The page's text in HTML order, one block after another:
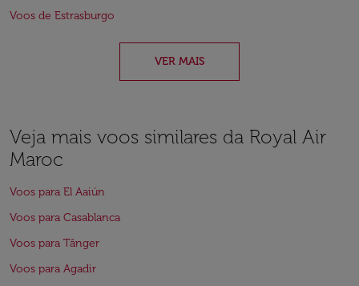
Voos de Estrasburgo
VER MAIS
Veja mais voos similares da Royal Air
Maroc
Voos para El Aaiún
Voos para Casablanca
Voos para Tânger
Voos para Agadir